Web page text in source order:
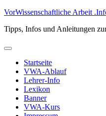
Zum
springen
VorWissenschaftliche Arbeit
Tipps, Infos und Anleitungen
Primäres
Startseite
VWA-Ablauf
Lehrer-Info
Lexikon
Banner
VWA-Kurs